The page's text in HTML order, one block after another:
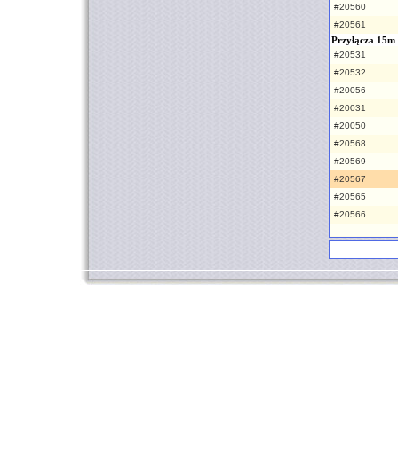
#20560
#20561
Przyłącza 15m
#20531
#20532
#20056
#20031
#20050
#20568
#20569
#20567
#20565
#20566